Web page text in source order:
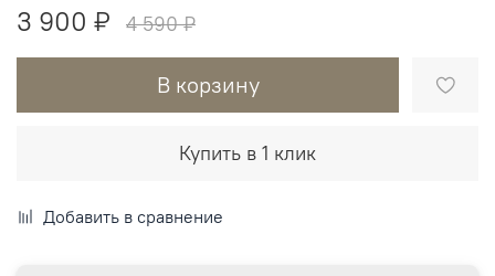
3 900 ₽
4 590 ₽
В корзину
Купить в 1 клик
Добавить в сравнение